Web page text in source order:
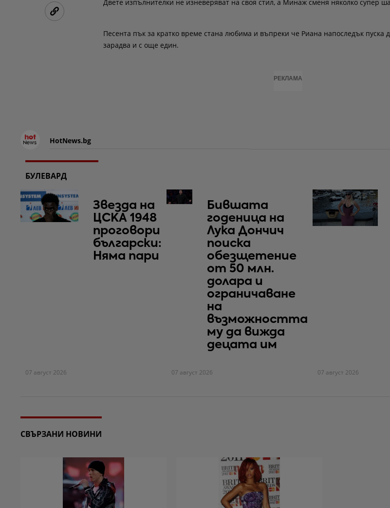
Двете изпълнителки не изневеряват на своя стил, а Минаж сменя няколко супер
Песента пък за кратко време стана любима и въпреки че Риана напоследък пуска
зарадва и с още един.
РЕКЛАМА
HotNews.bg
БУЛЕВАРД
Звезда на
ЦСКА 1948
проговори
български:
Няма пари
07 август 2026
Бившата
годеница на
Лука Дончич
поиска
обезщетение
от 50 млн.
долара и
ограничаване
на
възможността
му да вижда
децата им
07 август 2026 07 август 2026
СВЪРЗАНИ НОВИНИ